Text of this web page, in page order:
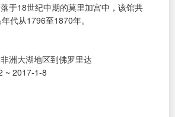
于18世纪中期的莫里加宫中，该馆共
代从1796至1870年。
洲大湖地区到佛罗里达
~ 2017-1-8